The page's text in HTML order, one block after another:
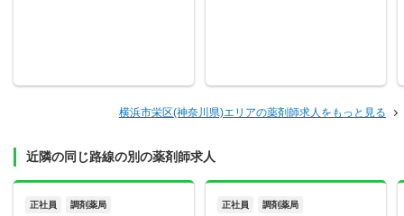
横浜市栄区(神奈川県)エリアの薬剤師求人をもっと見る
近隣の同じ路線の別の薬剤師求人
正社員 調剤薬局 正社員 調剤薬局